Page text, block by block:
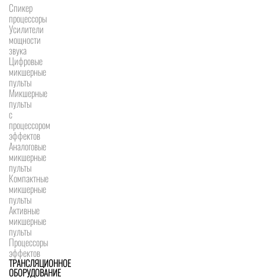
Спикер
процессоры
Усилители
мощности
звука
Цифровые
микшерные
пульты
Микшерные
пульты
с
процессором
эффектов
Аналоговые
микшерные
пульты
Компактные
микшерные
пульты
Активные
микшерные
пульты
Процессоры
эффектов
ТРАНСЛЯЦИОННОЕ
ОБОРУДОВАНИЕ